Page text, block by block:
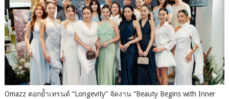
Omazz ตอกย้ำเทรนด์ “Longevity” จัดงาน “Beauty Begins with Inner